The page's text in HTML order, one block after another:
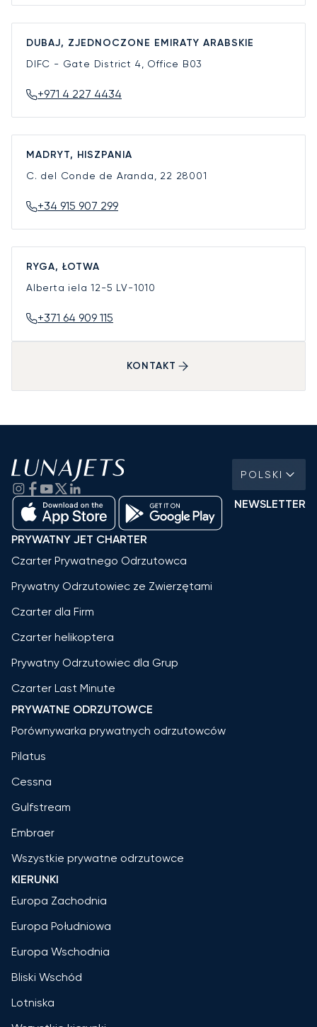
DUBAJ, ZJEDNOCZONE EMIRATY ARABSKIE
DIFC - Gate District 4, Office B03
+971 4 227 4434
MADRYT, HISZPANIA
C. del Conde de Aranda, 22 28001
+34 915 907 299
RYGA, ŁOTWA
Alberta iela 12-5 LV-1010
+371 64 909 115
KONTAKT
POLSKI
NEWSLETTER
PRYWATNY JET CHARTER
Czarter Prywatnego Odrzutowca
Prywatny Odrzutowiec ze Zwierzętami
Czarter dla Firm
Czarter helikoptera
Prywatny Odrzutowiec dla Grup
Czarter Last Minute
PRYWATNE ODRZUTOWCE
Porównywarka prywatnych odrzutowców
Pilatus
Cessna
Gulfstream
Embraer
Wszystkie prywatne odrzutowce
KIERUNKI
Europa Zachodnia
Europa Południowa
Europa Wschodnia
Bliski Wschód
Lotniska